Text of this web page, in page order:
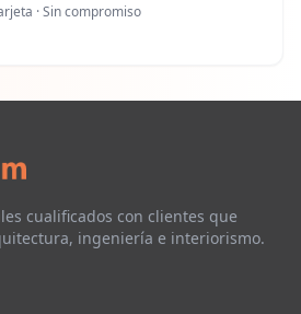
· Sin compromiso
cualificados con clientes que
ingeniería e interiorismo.